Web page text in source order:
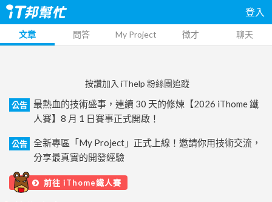
登入
文章 問答 My Project 徵才 聊天
按讚加入 iThelp 粉絲團追蹤
公告
最熱血的技術盛事，連續 30 天的修煉【2026 iThome 鐵
人賽】8 月 1 日賽事正式開啟！
公告
全新專區「My Project」正式上線！邀請你用技術交流，
分享最真實的開發經驗
前往 iThome鐵人賽